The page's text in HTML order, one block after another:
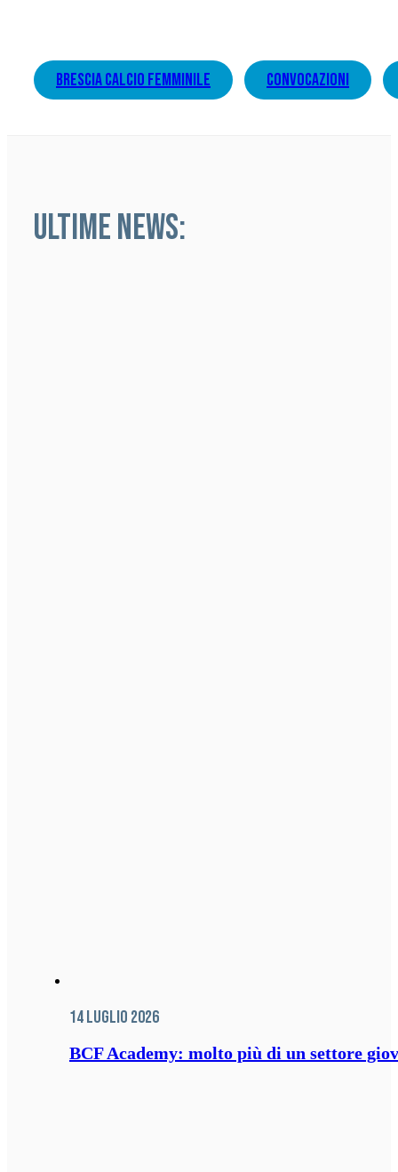
brescia calcio femminile convocazioni
ULTIME NEWS:
14 Luglio 2026
BCF Academy: molto più di un settore